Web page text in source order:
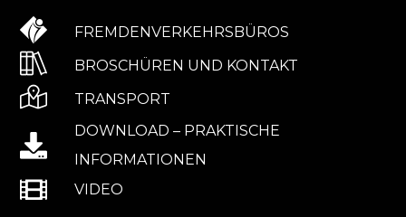
FREMDENVERKEHRSBÜROS
BROSCHÜREN UND KONTAKT
TRANSPORT
DOWNLOAD – PRAKTISCHE
INFORMATIONEN
VIDEO